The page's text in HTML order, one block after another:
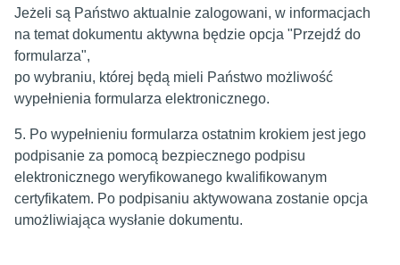
Jeżeli są Państwo aktualnie zalogowani, w informacjach
na temat dokumentu aktywna będzie opcja "Przejdź do
formularza",
po wybraniu, której będą mieli Państwo możliwość
wypełnienia formularza elektronicznego.
5. Po wypełnieniu formularza ostatnim krokiem jest jego
podpisanie za pomocą bezpiecznego podpisu
elektronicznego weryfikowanego kwalifikowanym
certyfikatem. Po podpisaniu aktywowana zostanie opcja
umożliwiająca wysłanie dokumentu.